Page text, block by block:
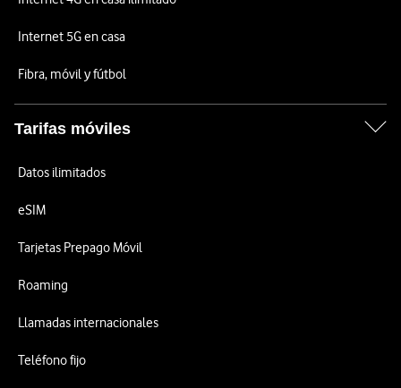
Internet 5G en casa
Fibra, móvil y fútbol
Tarifas móviles
Datos ilimitados
eSIM
Tarjetas Prepago Móvil
Roaming
Llamadas internacionales
Teléfono fijo